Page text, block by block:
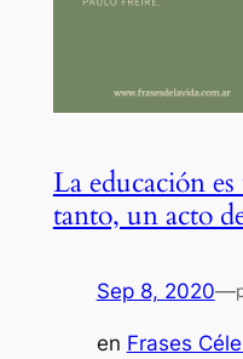
La educación
tanto, un acto
Sep 8, 2020—
en Frases